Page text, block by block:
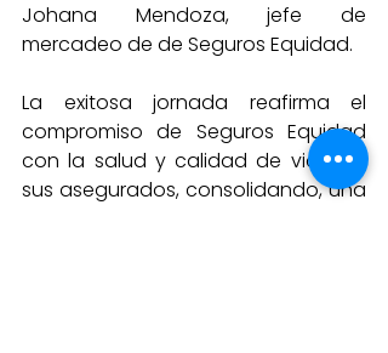
Johana Mendoza, jefe de
mercadeo de de Seguros Equidad.
La exitosa jornada reafirma el
compromiso de Seguros Equidad
con la salud y calidad de vida de
sus asegurados, consolidando, una